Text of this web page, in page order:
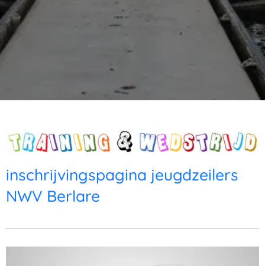
inschrijvingspagina jeugdzeilers
NWV Berlare